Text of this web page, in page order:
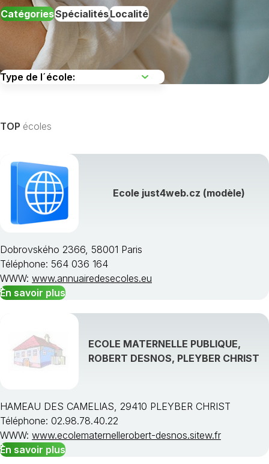
CatégoriesSpécialitésLocalité
Afficher toutes les spécialités de formation »
Choisissez une région
TOP écoles
Ecole just4web.cz (modèle)
Dobrovského 2366, 58001 Paris
Téléphone: 564 036 164
WWW: www.annuairedesecoles.eu
En savoir plus
ECOLE MATERNELLE PUBLIQUE,
ROBERT DESNOS, PLEYBER CHRIST
HAMEAU DES CAMELIAS, 29410 PLEYBER CHRIST
Téléphone: 02.98.78.40.22
WWW: www.ecolematernellerobert-desnos.sitew.fr
En savoir plus